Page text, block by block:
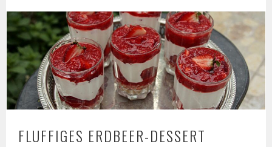
FLUFFIGES ERDBEER-DESSERT